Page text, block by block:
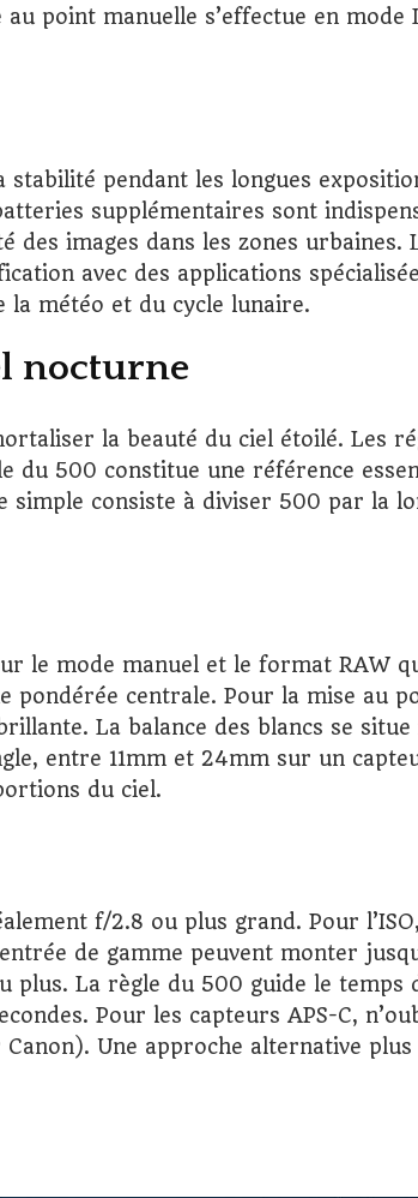
point manuelle s’effectue en mode
pendant les longues
supplémentaires sont
images dans les zones urbaines.
avec des applications
la météo et du cycle lunaire.
nocturne
la beauté du ciel étoilé. Les
du 500 constitue une référence
consiste à diviser 500 par la
le mode manuel et le format RAW
centrale. Pour la mise au
La balance des blancs se situe
entre 11mm et 24mm sur un
du ciel.
f/2.8 ou plus grand. Pour
de gamme peuvent monter
plus. La règle du 500 guide le temps
Pour les capteurs APS-C,
Une approche alternative